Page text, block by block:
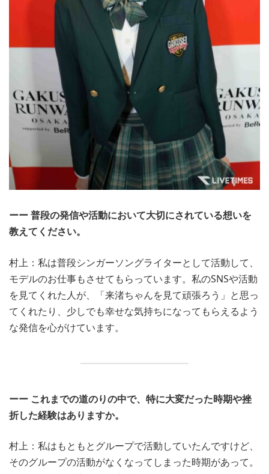
ーー 普段の発信や活動において大切にされている想いを
教えてください。
村上：私は普段シンガーソングライターとして活動して、
モデルのお仕事もさせてもらっています。私のSNSや活動
を見てくれた人が、「来渚ちゃんを見て頑張ろう」と思っ
てくれたり、少しでも幸せな気持ちになってもらえるよう
な発信を心がけています。
ーー これまでの道のりの中で、特に大変だった時期や挫
折した経験はありますか。
村上：私はもともとグループで活動していたんですけど、
そのグループの活動がなくなってしまった時期があって。